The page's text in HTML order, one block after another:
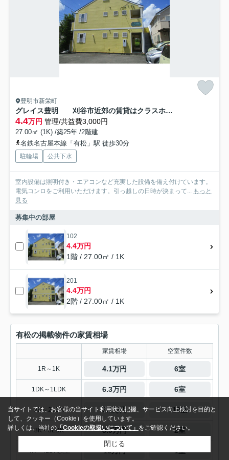
豊明市新栄町
グレイス豊明 刈谷市近郊の賃貸はクラスホーム刈谷店
4.4万円 管理/共益費3,000円
27.00㎡ (1K) /築25年 /2階建
名鉄名古屋本線「有松」駅 徒歩30分
駐輪場 公共下水
室内設備は照明付き・エアコンなど充実した設備を備え付けています。
電気コンロをご利用いただけます。引っ越しの日時が決まって...
もっと
見る
募集中の部屋
102
4.4万円
1階 / 27.00㎡ / 1K
201
4.4万円
2階 / 27.00㎡ / 1K
有松の掲載物件の家賃相場
家賃相場 空室件数
1R～1K 4.1万円 6室
1DK～1LDK 6.3万円 6室
2K～2LDK 6.1万円 10室
3K～3LDK 8.9万円 2室
13万円 1室
当サイトでは、お客様の当サイト利用状況把握、サービス向上検討を目的と
して、クッキー（Cookie）を使用しています。
詳しくは、当社の「Cookieの取扱いについて」 をご確認ください。
閉じる